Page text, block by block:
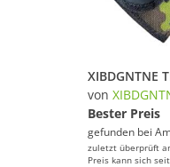
von
Bester Preis
gefunden bei
zuletzt überprüft
Preis kann sich